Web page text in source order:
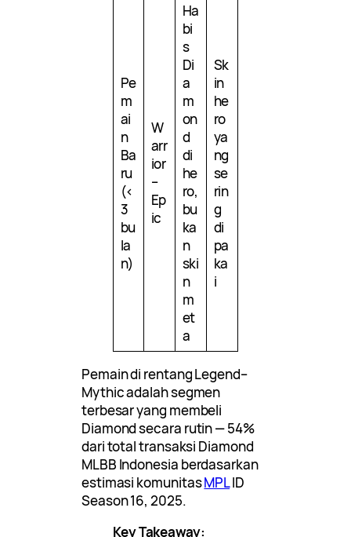
Pe
m
ai
n
Ba
ru
(<
3
bu
la
n)
W
arr
ior
–
Ep
ic
Ha
bi
s
Di
a
m
on
d
di
he
ro,
bu
ka
n
ski
n
m
et
a
Sk
in
he
ro
ya
ng
se
rin
g
di
pa
ka
i
Pemain di rentang Legend–
Mythic adalah segmen
terbesar yang membeli
Diamond secara rutin — 54%
dari total transaksi Diamond
MLBB Indonesia berdasarkan
estimasi komunitasMPLID
Season 16, 2025.
Key Takeaway: